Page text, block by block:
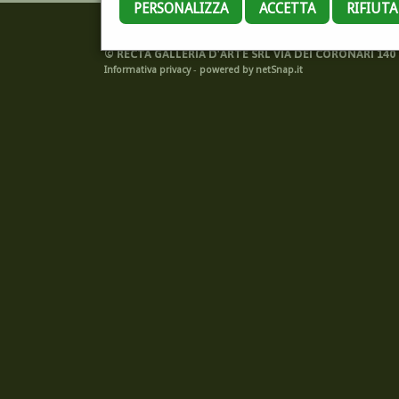
PERSONALIZZA ACCETTA
©RECTA GALLERIA D'ARTE SRL VIA DEI CORONARI
Informativa privacy- powered by netSnap.it